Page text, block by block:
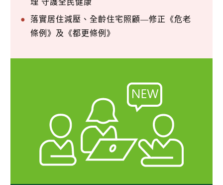
理 守護全民健康
落實居住減壓、全齡住宅照顧—修正《危老
條例》及《都更條例》